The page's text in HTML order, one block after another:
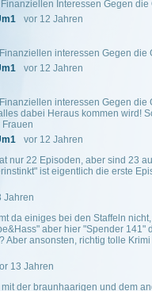
Finanziellen Interessen Gegen
vor 12 Jahren
interessen Gegen die
vor 12 Jahren
interessen Gegen die
dabei Heraus kommen wird!
Frauen
vor 12 Jahren
nur 22 Episoden, aber sind 23
ist eigentlich die erste
Jahren
da einiges bei den Staffeln
aber hier "Spender 141"
Aber ansonsten, richtig tolle
13 Jahren
der braunhaarigen und dem